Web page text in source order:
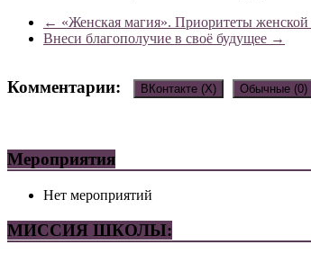
← «Женская магия». Приоритеты
Внеси благополучие в своё будущее →
Комментарии: ВКонтакте (X) Обычные (0)
Добавить комментарий
Ваш адрес email не будет опубликован.
Мероприятия
Нет мероприятий
МИССИЯ ШКОЛЫ: